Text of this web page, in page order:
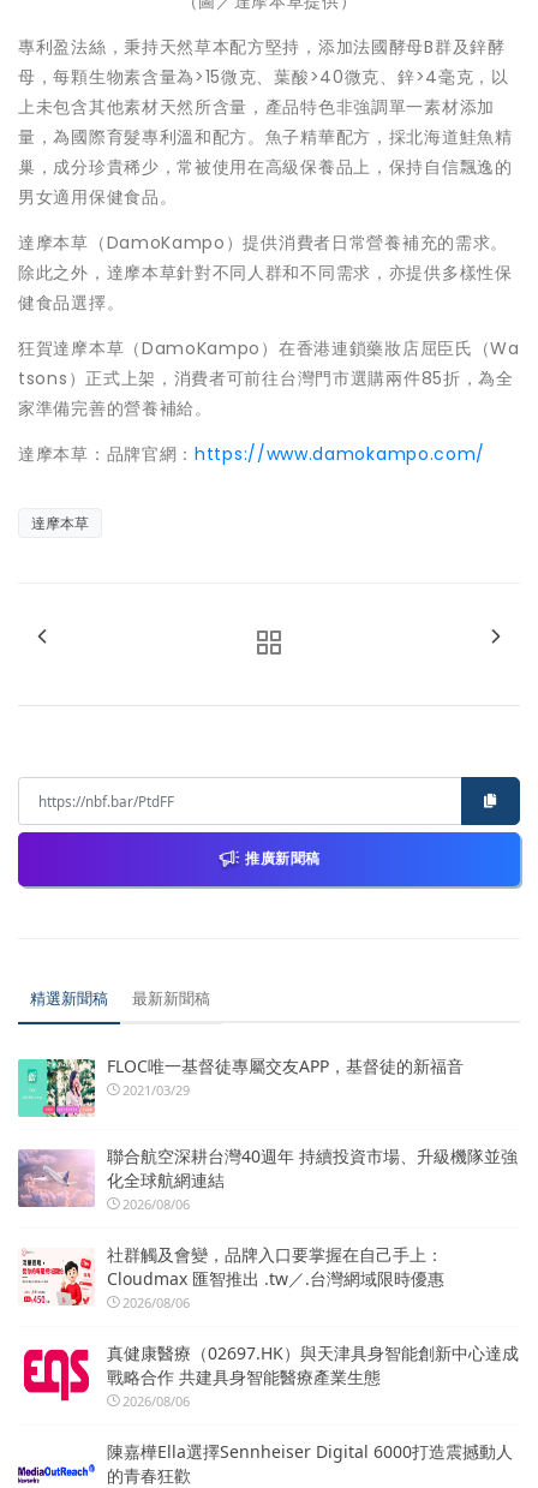
專利盈法絲，秉持天然草本配方堅持，添加法國酵母B群及鋅酵
母，每顆生物素含量為>15微克、葉酸>40微克、鋅>4毫克，以
上未包含其他素材天然所含量，產品特色非強調單一素材添加
量，為國際育髮專利溫和配方。魚子精華配方，採北海道鮭魚精
巢，成分珍貴稀少，常被使用在高級保養品上，保持自信飄逸的
男女適用保健食品。
達摩本草（DamoKampo）提供消費者日常營養補充的需求。
除此之外，達摩本草針對不同人群和不同需求，亦提供多樣性保
健食品選擇。
狂賀達摩本草（DamoKampo）在香港連鎖藥妝店屈臣氏（Wa
tsons）正式上架，消費者可前往台灣門市選購兩件85折，為全
家準備完善的營養補給。
達摩本草：品牌官網： https://www.damokampo.com/
達摩本草
推廣新聞稿
精選新聞稿 最新新聞稿
FLOC唯一基督徒專屬交友APP，基督徒的新福音
2021/03/29
聯合航空深耕台灣40週年 持續投資市場、升級機隊並強
化全球航網連結
2026/08/06
社群觸及會變，品牌入口要掌握在自己手上：
Cloudmax 匯智推出 .tw／.台灣網域限時優惠
2026/08/06
真健康醫療（02697.HK）與天津具身智能創新中心達成
戰略合作 共建具身智能醫療產業生態
2026/08/06
陳嘉樺Ella選擇Sennheiser Digital 6000打造震撼動人
的青春狂歡